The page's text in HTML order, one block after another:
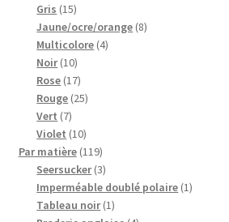
produits
Gris 1515
produits
Jaune/ocre/orange 88
Multicolore 44
Noir 1010
produits
Rose 1717
produits
Rouge 2525
Vert 77
produits
Violet 1010
produits
Par matière 119119
produits
Seersucker 33
produits
Imperméable doublé polaire 11
Tableau noir 11